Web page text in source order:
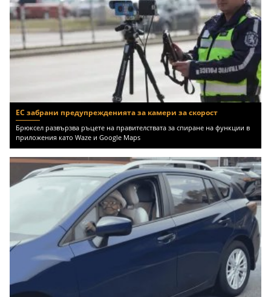
ЕС забрани предупрежденията за камери за скорост
Брюксел развързва ръцете на правителствата за спиране на функции в
приложения като Waze и Google Maps